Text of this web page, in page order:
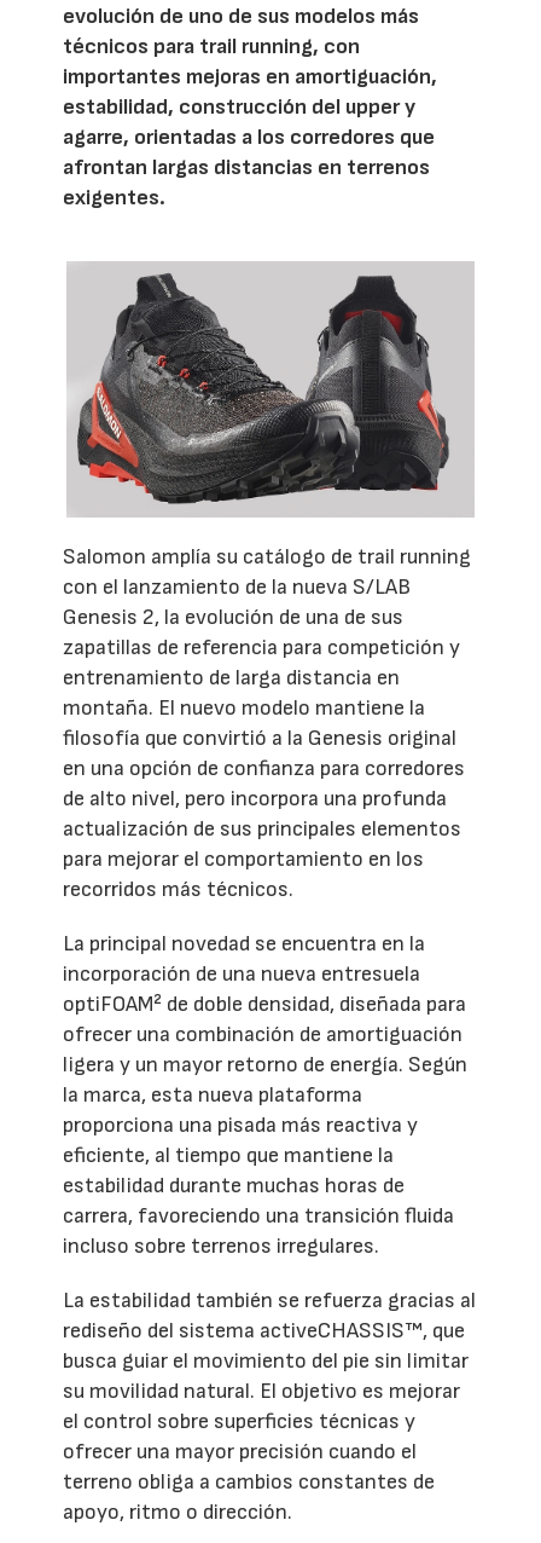
evolución de uno de sus modelos más
técnicos para trail running, con
importantes mejoras en amortiguación,
estabilidad, construcción del upper y
agarre, orientadas a los corredores que
afrontan largas distancias en terrenos
exigentes.
Salomon amplía su catálogo de trail running
con el lanzamiento de la nueva S/LAB
Genesis 2, la evolución de una de sus
zapatillas de referencia para competición y
entrenamiento de larga distancia en
montaña. El nuevo modelo mantiene la
filosofía que convirtió a la Genesis original
en una opción de confianza para corredores
de alto nivel, pero incorpora una profunda
actualización de sus principales elementos
para mejorar el comportamiento en los
recorridos más técnicos.
La principal novedad se encuentra en la
incorporación de una nueva entresuela
optiFOAM² de doble densidad, diseñada para
ofrecer una combinación de amortiguación
ligera y un mayor retorno de energía. Según
la marca, esta nueva plataforma
proporciona una pisada más reactiva y
eficiente, al tiempo que mantiene la
estabilidad durante muchas horas de
carrera, favoreciendo una transición fluida
incluso sobre terrenos irregulares.
La estabilidad también se refuerza gracias al
rediseño del sistema activeCHASSIS™, que
busca guiar el movimiento del pie sin limitar
su movilidad natural. El objetivo es mejorar
el control sobre superficies técnicas y
ofrecer una mayor precisión cuando el
terreno obliga a cambios constantes de
apoyo, ritmo o dirección.